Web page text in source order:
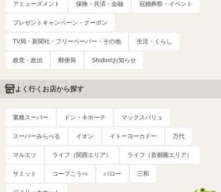
アミューズメント 保険・共済・金融 冠婚葬祭・イベント
プレゼントキャンペーン・クーポン
TV局・新聞社・フリーペーパー・その他 生活・くらし
政党・政治 郵便局 Shufoo!お知らせ
よく行くお店から探す
業務スーパー ドン・キホーテ マックスバリュ
スーパーみらべる イオン イトーヨーカドー 万代
マルエツ ライフ（関西エリア） ライフ（首都圏エリア）
サミット コープこうべ バロー 三和